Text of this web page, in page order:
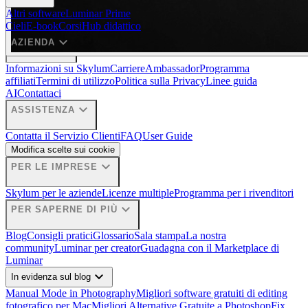
Altri softwareLuminar Prime
CieliE-bookCorsiHub didattico
AZIENDA expand_more
Informazioni su SkylumCarriereAmbassadorProgramma
affiliatiTermini di utilizzoPolitica sulla PrivacyLinee guida
AIContattaci
ASSISTENZA expand_more
Contatta il Servizio ClientiFAQUser Guide
Modifica scelte sui cookie
PER LE IMPRESE expand_more
Skylum per le aziendeLicenze multipleProgramma per i rivenditori
PER SAPERNE DI PIÙ expand_more
BlogConsigli praticiGlossarioSala stampaLa nostra
communityLuminar per creatorGuadagna con il Marketplace di
Luminar
In evidenza sul blog expand_more
Manual Mode in PhotographyMigliori software gratuiti di editing